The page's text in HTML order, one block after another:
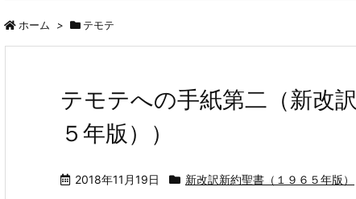
ホーム > テモテ
テモテへの手紙第二（新改
５年版））
2018年11月19日 新改訳新約聖書（１９６５年版）